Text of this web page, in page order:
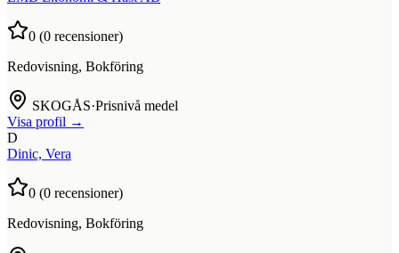
0 (0 recensioner)
Redovisning, Bokföring
SKOGÅS·Prisnivå medel
Visa profil →
D
Dinic, Vera
0 (0 recensioner)
Redovisning, Bokföring